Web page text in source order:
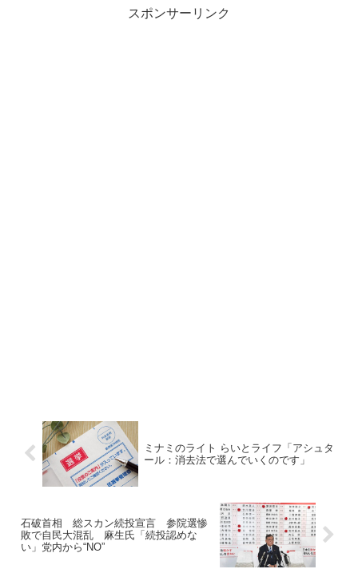
スポンサーリンク
ミナミのライト らいとライフ「アシュタ
ール：消去法で選んでいくのです」
石破首相 総スカン続投宣言 参院選惨
敗で自民大混乱 麻生氏「続投認めな
い」党内から“NO”